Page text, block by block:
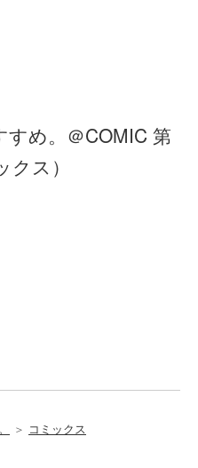
め。＠COMIC 第
ス）
＞ コミックス